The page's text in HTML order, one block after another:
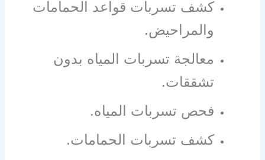
كشف تسربات قواعد الحمامات
والمراحيض.
معالجة تسربات المياه بدون
تشققات.
فحص تسربات المياه.
كشف تسربات الحمامات.